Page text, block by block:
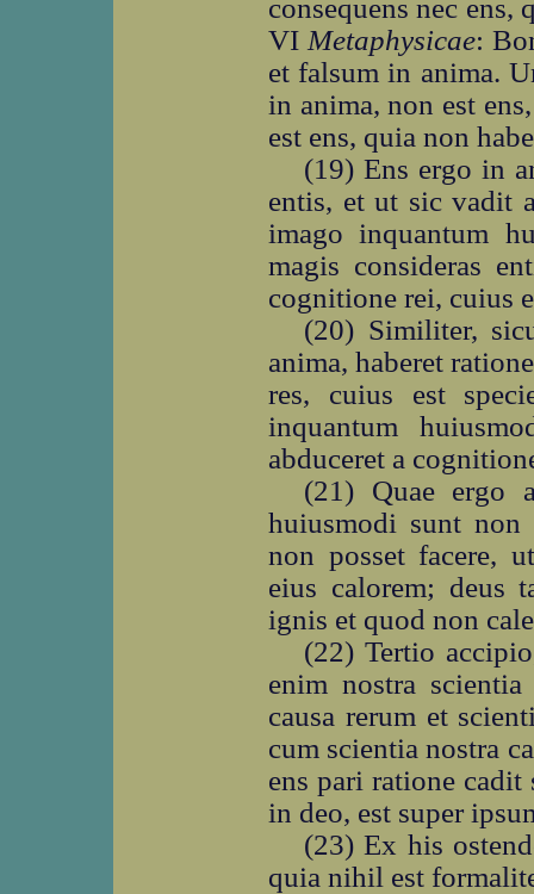
consequens nec
VI Metaphysicae:
et falsum in anima.
in anima, non est
est ens, quia non
(19) Ens ergo in
entis, et ut sic vadit
imago inquantum
magis consideras
cognitione rei, cuius
(20) Similiter,
anima, haberet
res, cuius est
inquantum
abduceret a
(21) Quae ergo
huiusmodi sunt
non posset facere,
eius calorem; deus
ignis et quod non
(22) Tertio
enim nostra
causa rerum et
cum scientia nostra
ens pari ratione
in deo, est super
(23) Ex his
quia nihil est